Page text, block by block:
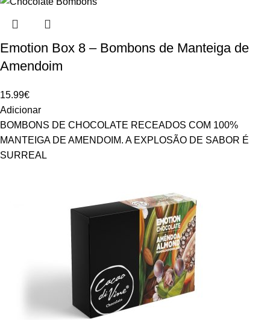
Emotion Box 8 – Bombons de Manteiga de
Amendoim
15.99€
Adicionar
BOMBONS DE CHOCOLATE RECEADOS COM 100%
MANTEIGA DE AMENDOIM. A EXPLOSÃO DE SABOR É
SURREAL